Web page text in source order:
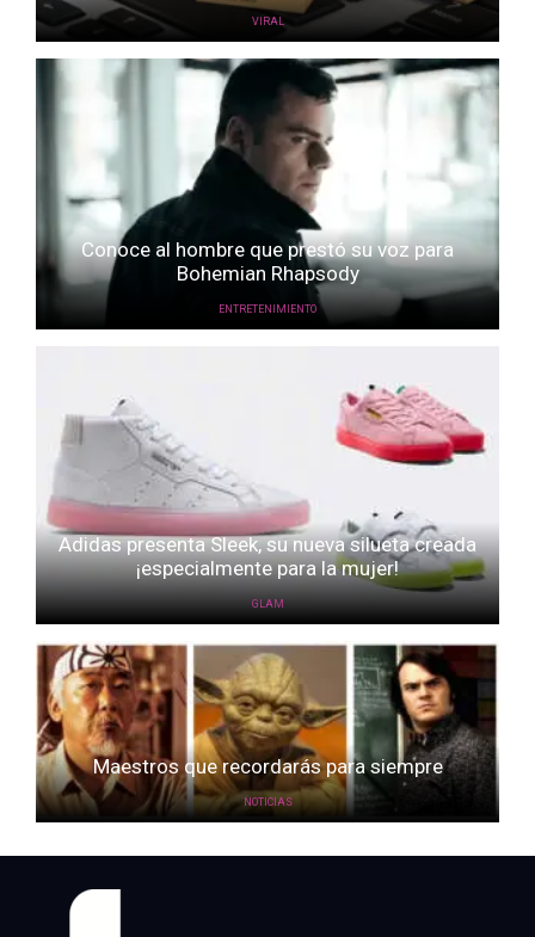
VIRAL
Conoce al hombre que prestó su voz para
Bohemian Rhapsody
ENTRETENIMIENTO
Adidas presenta Sleek, su nueva silueta creada
¡especialmente para la mujer!
GLAM
Maestros que recordarás para siempre
NOTICIAS